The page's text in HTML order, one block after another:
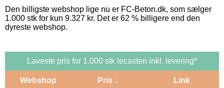
Den billigste webshop lige nu er FC-Beton.dk, som sælger
1.000 stk for kun 9.327 kr. Det er 62 % billigere end den
dyreste webshop.
Laveste pris for 1.000 stk lecasten inkl. levering*
Webshop Pris ↓ Link